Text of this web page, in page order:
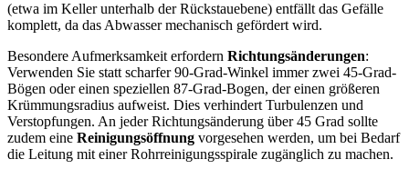
(etwa im Keller unterhalb der Rückstauebene) entfällt das Gefälle
komplett, da das Abwasser mechanisch gefördert wird.
Besondere Aufmerksamkeit erfordern Richtungsänderungen:
Verwenden Sie statt scharfer 90-Grad-Winkel immer zwei 45-Grad-
Bögen oder einen speziellen 87-Grad-Bogen, der einen größeren
Krümmungsradius aufweist. Dies verhindert Turbulenzen und
Verstopfungen. An jeder Richtungsänderung über 45 Grad sollte
zudem eine Reinigungsöffnung vorgesehen werden, um bei Bedarf
die Leitung mit einer Rohrreinigungsspirale zugänglich zu machen.